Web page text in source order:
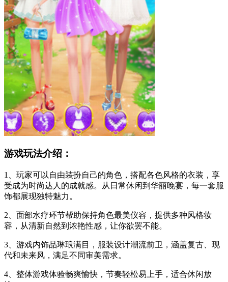
游戏玩法介绍：
1、玩家可以自由装扮自己的角色，搭配各色风格的衣装，享
受成为时尚达人的成就感。从日常休闲到华丽晚宴，每一套服
饰都展现独特魅力。
2、面部水疗环节帮助保持角色最美仪容，提供多种风格妆
容，从清新自然到浓艳性感，让你欲罢不能。
3、游戏内饰品琳琅满目，服装设计潮流前卫，涵盖复古、现
代和未来风，满足不同审美需求。
4、整体游戏体验畅爽愉快，节奏轻松易上手，适合休闲放